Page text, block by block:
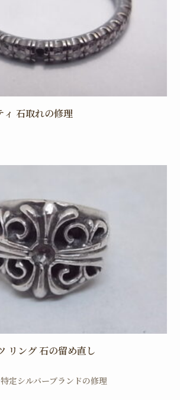
414-フルエタニティ 石取れの修理
409-クロムハーツ リング 石の留め直し
特定シルバーブランドの修理